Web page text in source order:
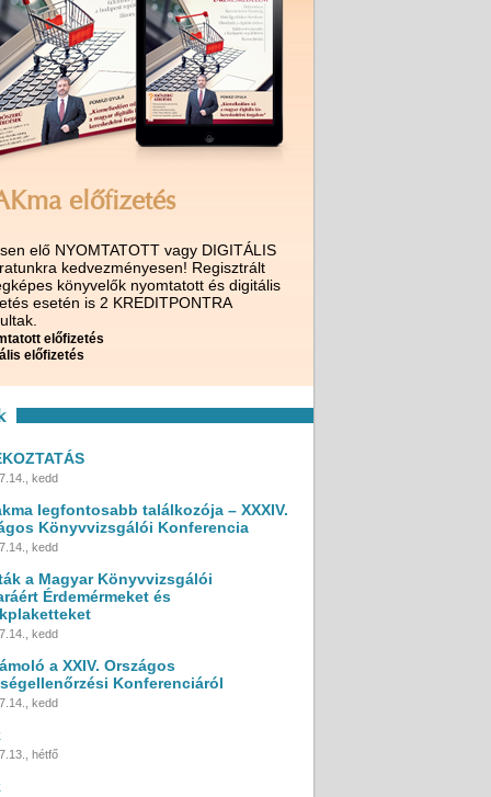
előfizetés
elő NYOMTATOTT vagy DIGITÁLIS
kedvezményesen! Regisztrált
könyvelők nyomtatott és digitális
esetén is 2 KREDITPONTRA
előfizetés
előfizetés
kedd
legfontosabb találkozója – XXXIV.
Könyvvizsgálói Konferencia
kedd
a Magyar Könyvvizsgálói
Érdemérmeket és
kedd
a XXIV. Országos
Konferenciáról
kedd
hétfő